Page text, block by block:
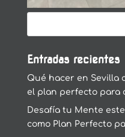
Entradas recientes
Qué hacer en Sevilla
el plan perfecto para
Desafía tu Mente
como Plan Perfecto